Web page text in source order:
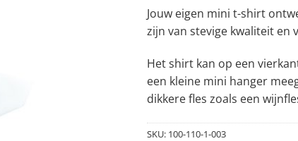
Jouw eigen mini t-shirt
zijn van stevige kwaliteit en
Het shirt kan op een
een kleine mini hanger
dikkere fles zoals een
SKU: 100-110-1-003